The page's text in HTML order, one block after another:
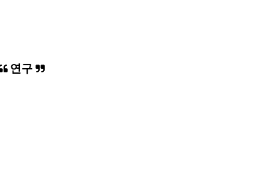
연구